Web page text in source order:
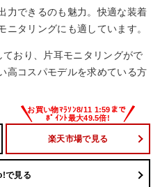
力できるのも魅力。快適な装着
タリングにも適しています。
おり、片耳モニタリングがで
高コスパモデルを求めている方
楽天市場で見る
で見る